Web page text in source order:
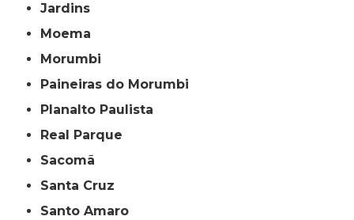
Jardins
Moema
Morumbi
Paineiras do Morumbi
Planalto Paulista
Real Parque
Sacomã
Santa Cruz
Santo Amaro